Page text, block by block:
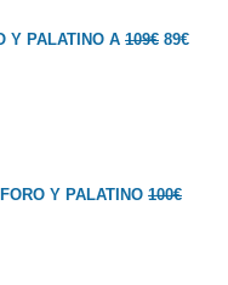
Y PALATINO A 109€ 89€
Y PALATINO 100€